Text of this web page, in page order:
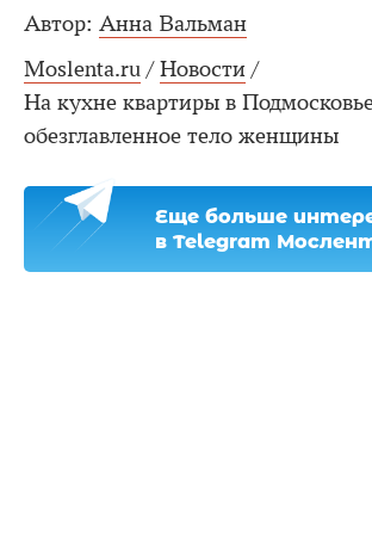
Автор: Анна Вальман
Moslenta.ru / Новости /
На кухне квартиры в
обезглавленное тело женщины
Еще больше
в Telegram